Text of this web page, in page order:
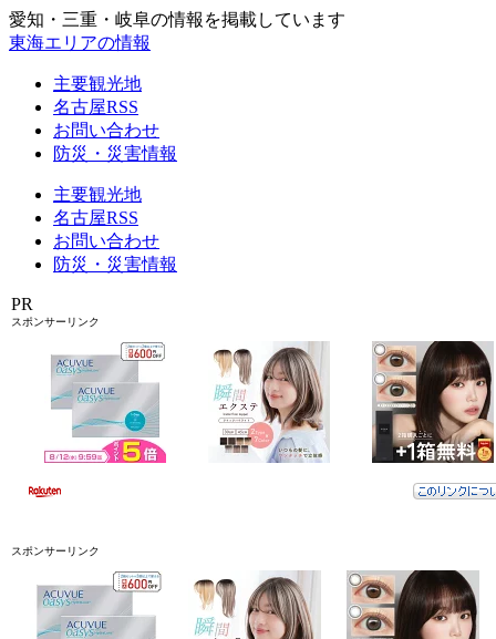
愛知・三重・岐阜の情報を掲載しています
東海エリアの情報
主要観光地
名古屋RSS
お問い合わせ
防災・災害情報
主要観光地
名古屋RSS
お問い合わせ
防災・災害情報
PR
スポンサーリンク
スポンサーリンク